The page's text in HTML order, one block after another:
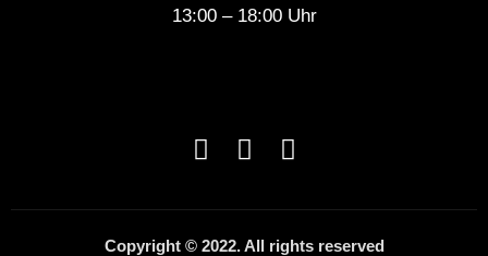
13:00 – 18:00 Uhr
Copyright © 2022. All rights reserved